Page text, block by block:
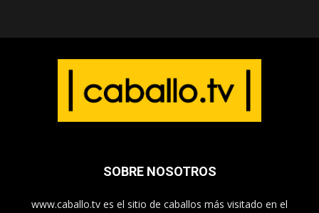
SOBRE NOSOTROS
www.caballo.tv es el sitio de caballos más visitado en el